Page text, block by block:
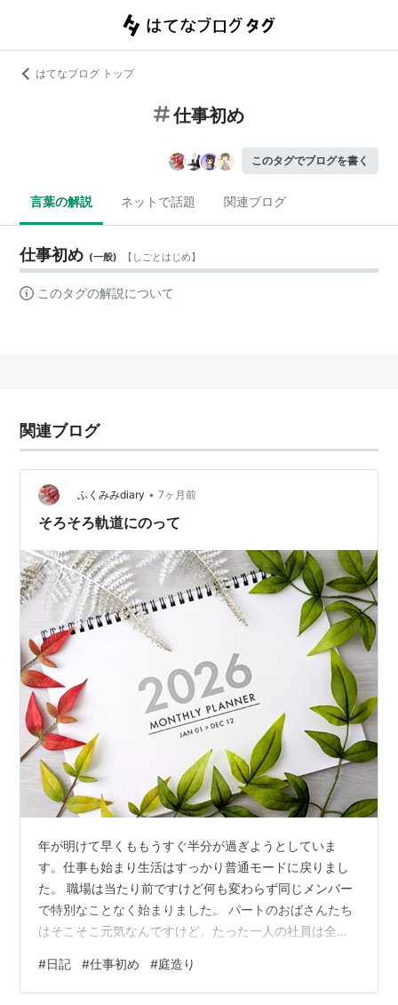
はてなブログ トップ
仕事初め
このタグでブログを書く
言葉の解説 ネットで話題 関連ブログ
仕事初め (一般) 【 しごとはじめ】
このタグの解説について
関連ブログ
ふくみみdiary • 7ヶ月前
そろそろ軌道にのって
年が明けて早くももうすぐ半分が過ぎようとしていま
す。仕事も始まり生活はすっかり普通モードに戻りまし
た。 職場は当たり前ですけど何も変わらず同じメンバー
で特別なことなく始まりました。 パートのおばさんたち
はそこそこ元気なんですけど、たった一人の社員は全く
の中で叫んでました。こういうのって古い考えですか？
今更なのでどうでも良い事ですが・・。 まぁ、それでも
#日記 #仕事初め #庭造り